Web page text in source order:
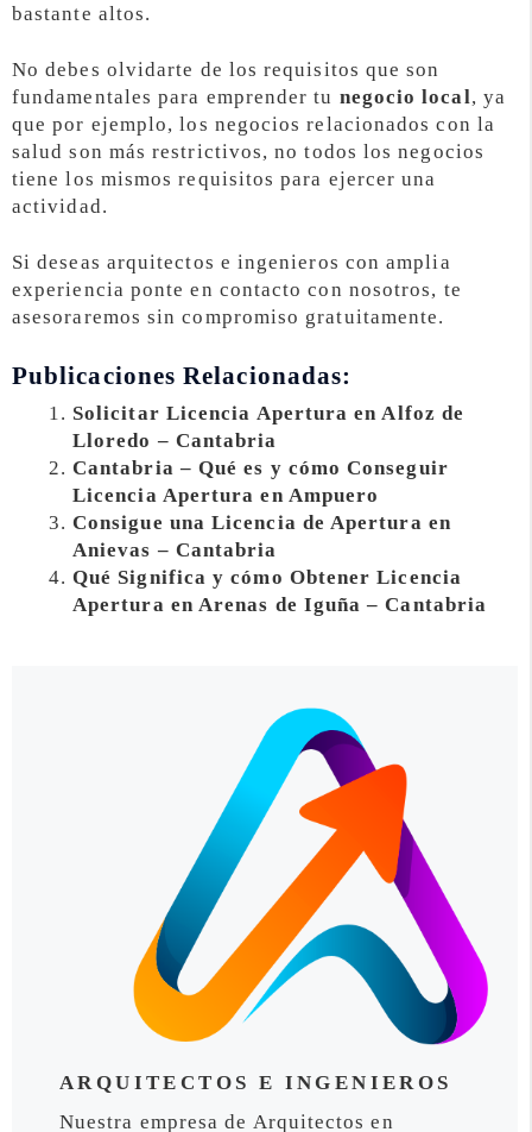
bastante altos.
No debes olvidarte de los requisitos que son
fundamentales para emprender tu negocio local, ya
que por ejemplo, los negocios relacionados con la
salud son más restrictivos, no todos los negocios
tiene los mismos requisitos para ejercer una
actividad.
Si deseas arquitectos e ingenieros con amplia
experiencia ponte en contacto con nosotros, te
asesoraremos sin compromiso gratuitamente.
Publicaciones Relacionadas:
Solicitar Licencia Apertura en Alfoz de
Lloredo – Cantabria
Cantabria – Qué es y cómo Conseguir
Licencia Apertura en Ampuero
Consigue una Licencia de Apertura en
Anievas – Cantabria
Qué Significa y cómo Obtener Licencia
Apertura en Arenas de Iguña – Cantabria
ARQUITECTOS E INGENIEROS
Nuestra empresa de Arquitectos en